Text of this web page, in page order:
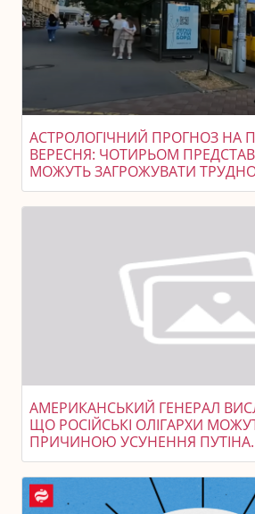
АСТРОЛОГІЧНИЙ ПРОГНОЗ НА
ВЕРЕСНЯ: ЧОТИРЬОМ
МОЖУТЬ ЗАГРОЖУВАТИ
АМЕРИКАНСЬКИЙ ГЕНЕРАЛ
ЩО РОСІЙСЬКІ ОЛІГАРХИ
ПРИЧИНОЮ УСУНЕННЯ ПУТІНА.